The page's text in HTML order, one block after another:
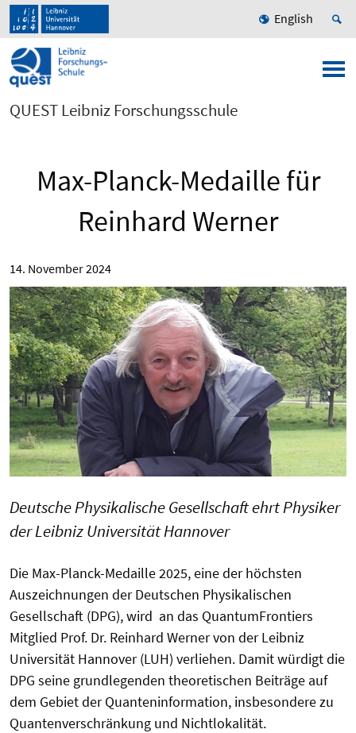
English
QUEST Leibniz Forschungsschule
Max-Planck-Medaille für
Reinhard Werner
14. November 2024
Deutsche Physikalische Gesellschaft ehrt Physiker
der Leibniz Universität Hannover
Die Max-Planck-Medaille 2025, eine der höchsten
Auszeichnungen der Deutschen Physikalischen
Gesellschaft (DPG), wird an das QuantumFrontiers
Mitglied Prof. Dr. Reinhard Werner von der Leibniz
Universität Hannover (LUH) verliehen. Damit würdigt die
DPG seine grundlegenden theoretischen Beiträge auf
dem Gebiet der Quanteninformation, insbesondere zu
Quantenverschränkung und Nichtlokalität.